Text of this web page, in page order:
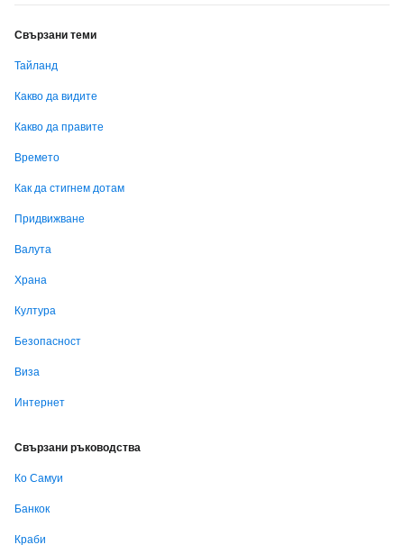
Свързани теми
Тайланд
Какво да видите
Какво да правите
Времето
Как да стигнем дотам
Придвижване
Валута
Храна
Култура
Безопасност
Виза
Интернет
Свързани ръководства
Ко Самуи
Банкок
Краби